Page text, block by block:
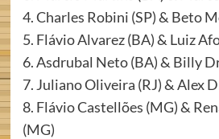
4. Charles Robini (SP) & Beto
5. Flávio Alvarez (BA) & Luiz
6. Asdrubal Neto (BA) & Billy
7. Juliano Oliveira (RJ) & Alex
8. Flávio Castellões (MG) &
(MG)